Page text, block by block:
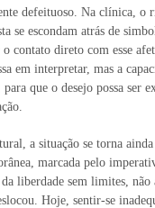
defeituoso. Na clínica, o
se escondam atrás de
o contato direto com esse
em interpretar, mas a
que o desejo possa ser
a situação se torna ainda
marcada pelo
liberdade sem limites, não
Hoje, sentir-se